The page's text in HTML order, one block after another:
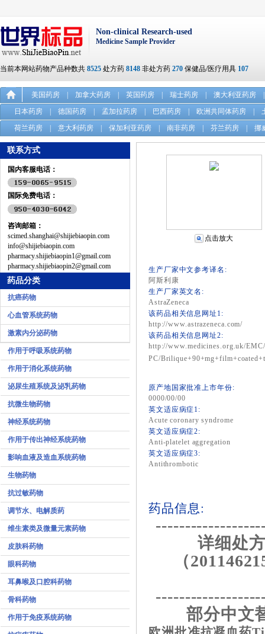
Non-clinical Research-used
Medicine Sample Provider
当前本网站药物产品种数共 8525 处方药 8148 非处方药 270 保健品/医疗用具 107
美国药房 加拿大药房 英国药房 瑞士药房 澳大利亚药房
日本药房
德国药房 孟加拉药房 巴西药房 欧洲共同体药房
荷兰药房
意大利药房 保加利亚药房 南非药房 芬兰药房 挪
联系方式
国内客服电话：
国际免费电话：
咨询邮箱：
scimed.shanghai@shijiebiaopin.com
info@shijiebiaopin.com
pharmacy.shijiebiaopin1@gmail.com
pharmacy.shijiebiaopin2@gmail.com
药品分类
抗癌药物
心血管系统药物
激素内分泌药物
作用于呼吸系统药物
作用于消化系统药物
泌尿生殖系统及泌乳药物
抗微生物药物
神经系统药物
作用于传出神经系统药物
影响血液及造血系统药物
生物药物
抗过敏药物
调节水、电解质药
维生素类及微量元素药物
皮肤科药物
眼科药物
耳鼻喉及口腔科药物
骨科药物
作用于免疫系统药物
点击放大
生产厂家中文参考译名:
阿斯利康
生产厂家英文名:
AstraZeneca
该药品相关信息网址1:
http://www.astrazeneca.com/
该药品相关信息网址2:
http://www.medicines.org.uk/
PC/
原产地国家批准上市年份:
0000/00/00
英文适应病症1:
Acute coronary syndrome
英文适应病症2:
Anti-platelet aggregation
英文适应病症3:
Antithrombotic
药品信息:
详细处
（
部分中文